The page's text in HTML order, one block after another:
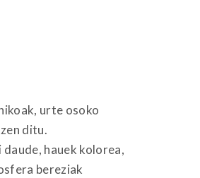
urte osoko
ditu.
hauek kolorea,
bereziak